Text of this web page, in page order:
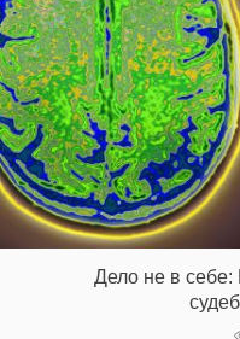
Дело не в себе: